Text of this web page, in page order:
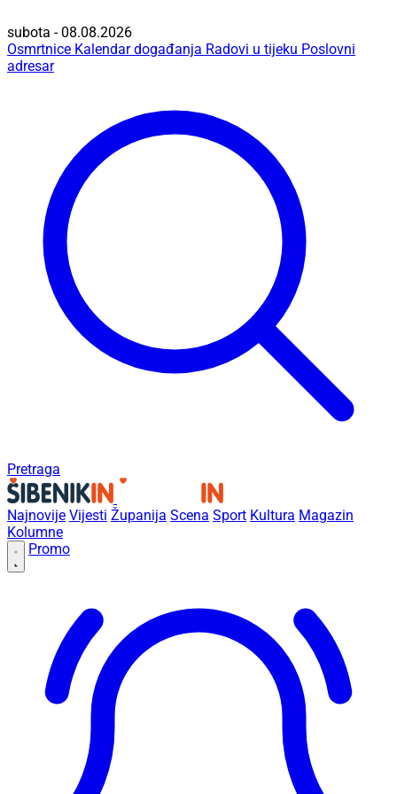
subota - 08.08.2026
Osmrtnice Kalendar događanja Radovi u tijeku Poslovni
adresar
Pretraga
Najnovije Vijesti Županija Scena Sport Kultura Magazin
Kolumne
Promo